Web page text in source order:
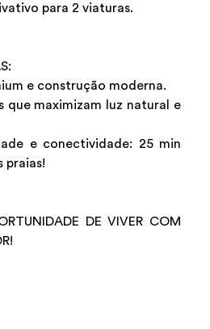
para 2 viaturas.
e construção moderna.
que maximizam luz natural e
e conectividade: 25 min
praias!
DE VIVER COM